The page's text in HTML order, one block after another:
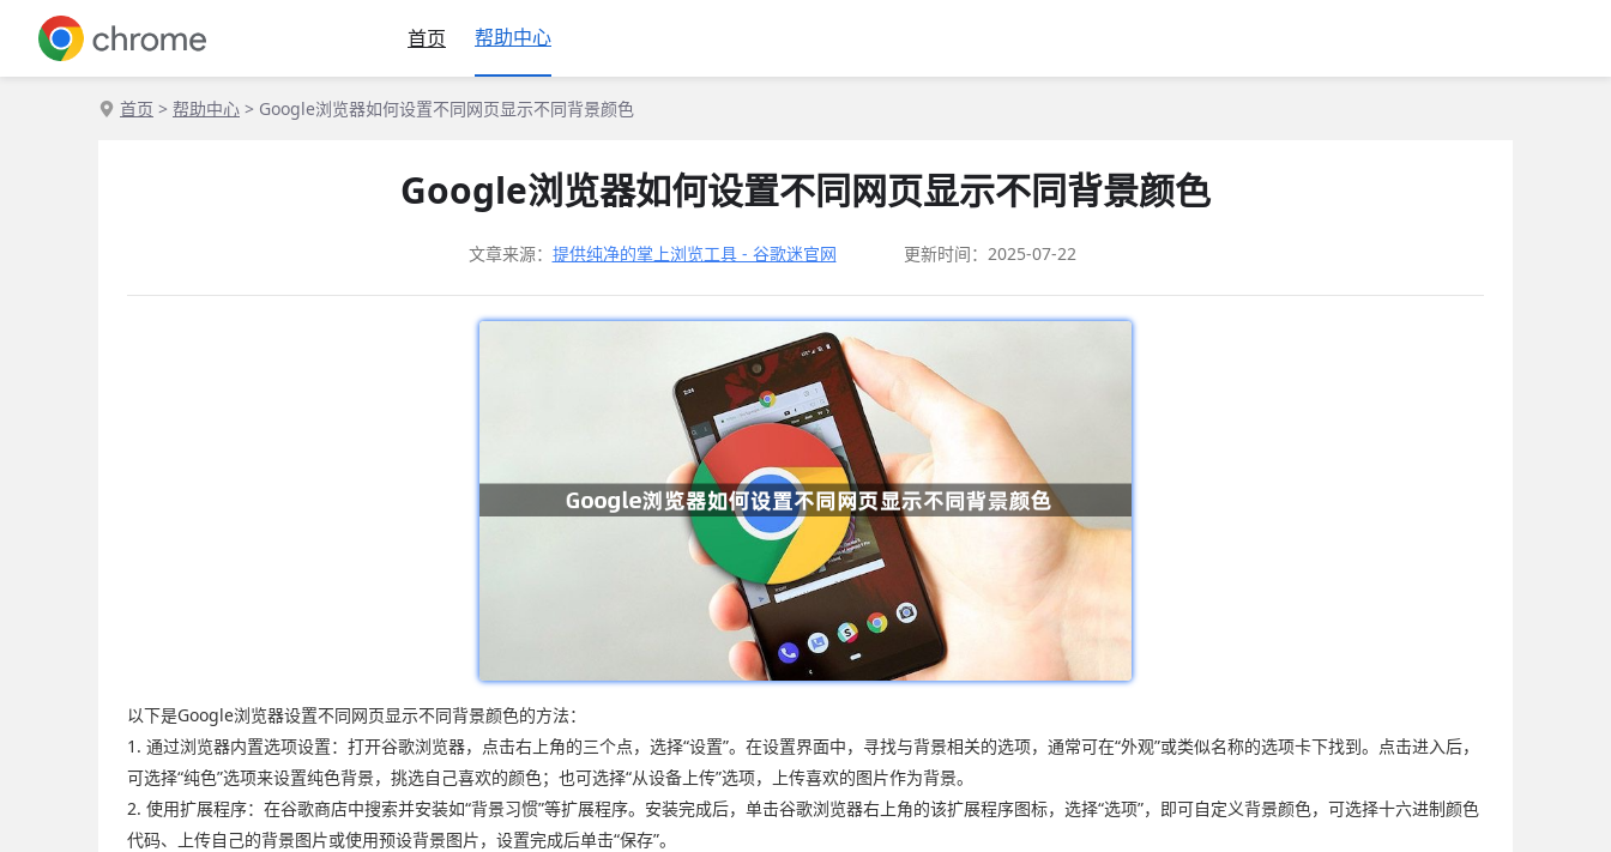
首页 帮助中心
首页 > 帮助中心 > Google浏览器如何设置不同网页显示不同背景颜色
Google浏览器如何设置不同网页显示不同背景颜色
文章来源： 提供纯净的掌上浏览工具 - 谷歌迷官网 更新时间：2025-07-22
以下是Google浏览器设置不同网页显示不同背景颜色的方法：
1. 通过浏览器内置选项设置：打开谷歌浏览器，点击右上角的三个点，选择“设置”。在设置界面中，寻找与背景相关的选项，通常可在“外观”或类似名称的选项卡下找到。点击进入后，
可选择“纯色”选项来设置纯色背景，挑选自己喜欢的颜色；也可选择“从设备上传”选项，上传喜欢的图片作为背景。
2. 使用扩展程序：在谷歌商店中搜索并安装如“背景习惯”等扩展程序。安装完成后，单击谷歌浏览器右上角的该扩展程序图标，选择“选项”，即可自定义背景颜色，可选择十六进制颜色
代码、上传自己的背景图片或使用预设背景图片，设置完成后单击“保存”。